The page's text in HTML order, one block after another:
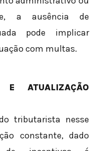
a ausência de
pode implicar
com multas.
E ATUALIZAÇÃO
tributarista nesse
constante, dado